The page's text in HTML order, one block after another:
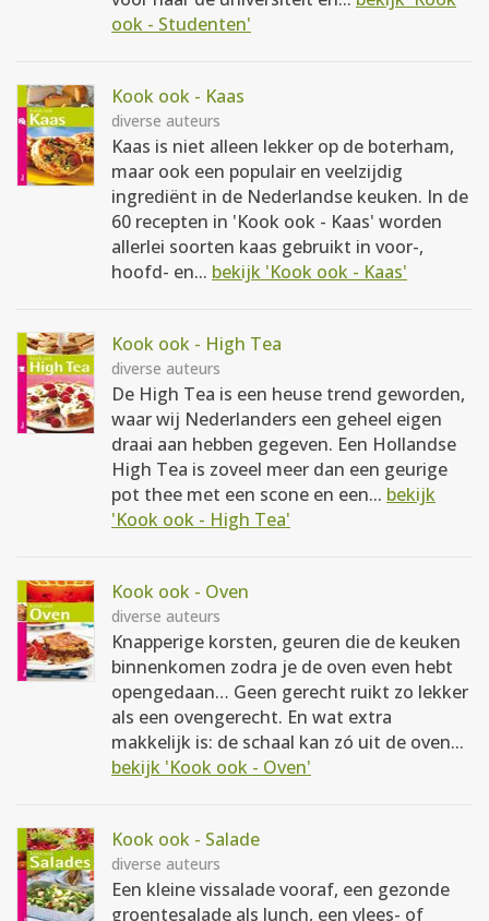
ook - Studenten'
Kook ook - Kaas
diverse auteurs
Kaas is niet alleen lekker op de boterham,
maar ook een populair en veelzijdig
ingrediënt in de Nederlandse keuken. In de
60 recepten in 'Kook ook - Kaas' worden
allerlei soorten kaas gebruikt in voor-,
hoofd- en... bekijk 'Kook ook - Kaas'
Kook ook - High Tea
diverse auteurs
De High Tea is een heuse trend geworden,
waar wij Nederlanders een geheel eigen
draai aan hebben gegeven. Een Hollandse
High Tea is zoveel meer dan een geurige
pot thee met een scone en een... bekijk
'Kook ook - High Tea'
Kook ook - Oven
diverse auteurs
Knapperige korsten, geuren die de keuken
binnenkomen zodra je de oven even hebt
opengedaan… Geen gerecht ruikt zo lekker
als een ovengerecht. En wat extra
makkelijk is: de schaal kan zó uit de oven...
bekijk 'Kook ook - Oven'
Kook ook - Salade
diverse auteurs
Een kleine vissalade vooraf, een gezonde
groentesalade als lunch, een vlees- of